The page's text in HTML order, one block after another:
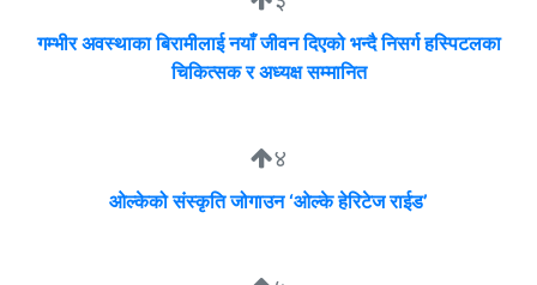
गम्भीर अवस्थाका बिरामीलाई नयाँ जीवन दिएको भन्दै निसर्ग हस्पिटलका
चिकित्सक र अध्यक्ष सम्मानित
४
ओल्केको संस्कृति जोगाउन ‘ओल्के हेरिटेज राईड’